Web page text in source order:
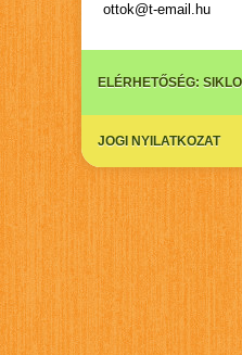
ottok@t-email.hu
ELÉRHETŐSÉG:
JOGI NYILATKOZAT